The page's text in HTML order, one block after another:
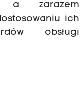
a zarazem
ich
obsługi